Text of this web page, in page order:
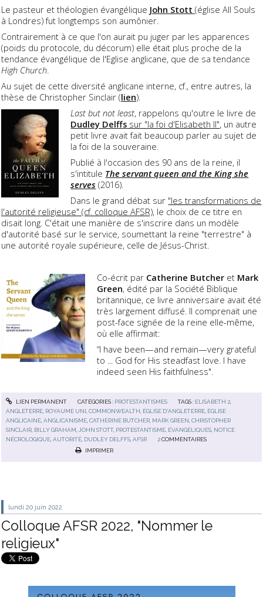
Le pasteur et théologien évangélique John Stott (église All Souls
à Londres) fut longtemps son aumônier.
Contrairement à ce que l'on aurait pu juger par les apparences
(poids du protocole, du décorum) elle était plus proche de la
tendance évangélique de l'Eglise anglicane, que de sa tendance
High Church
Au sujet de cette diversité anglicane interne, cf., entre autres, la
thèse de Christopher Sinclair (lien).
Last but not least, rappelons qu'outre le livre de
Dudley Delffs sur "la foi d'Elisabeth II", un autre
petit livre avait fait beaucoup parler au sujet de
la foi de la souveraine.
Publié à l'occasion des 90 ans de la reine, il
s'intitule The servant queen and the King she
serves (2016).
Dans le grand débat sur "les transformations de
l'autorité religieuse" (cf. colloque AFSR), le choix de ce titre en
disait long. C'était une manière de s'inscrire dans un modèle
d'autorité basé sur le service, soumettant la reine "terrestre" à
une autorité royale supérieure, celle de Jésus-Christ.
Co-écrit par Catherine Butcher et Mark
Green, édité par la Société Biblique
britannique, ce livre anniversaire avait été
très largement diffusé. Il comprenait une
post-face signée de la reine elle-même,
où elle affirmait:
“I have been—and remain—very grateful
to ... God for His steadfast love. I have
indeed seen His faithfulness".
LIEN PERMANENT CATÉGORIES : PROTESTANTISMES TAGS : ELISABETH 2,
ANGLETERRE, ROYAUME UNI,COMMONWEALTH, ÉGLISE D'ANGLETERRE, ÉGLISE
ANGLICAINE,ANGLICANISME,CATHERINE BUTCHER, MARK GREEN,CHRISTOPHER
SINCLAIR, BILLY GRAHAM,JOHN STOTT, PROTESTANTISME, ÉVANGÉLIQUES, NOTICE
NÉCROLOGIQUE,AUTORITÉ, DUDLEY DELFFS,AFSR 2 COMMENTAIRES
IMPRIMER
lundi 20 juin 2022
Colloque AFSR 2022, "Nommer le
religieux"